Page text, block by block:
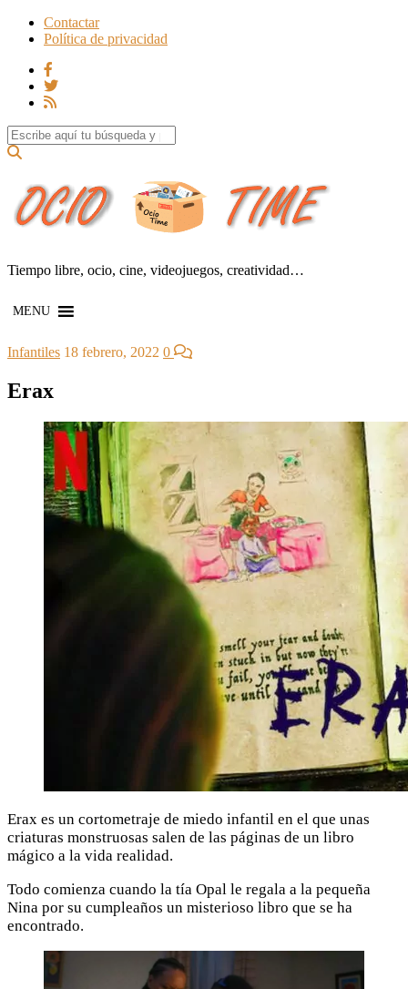
Contactar
Política de privacidad
Search for:
Tiempo libre, ocio, cine, videojuegos, creatividad…
MENU
Infantiles 18 febrero, 2022 0
Erax
Erax es un cortometraje de miedo infantil en el que unas
criaturas monstruosas salen de las páginas de un libro
mágico a la vida realidad.
Todo comienza cuando la tía Opal le regala a la pequeña
Nina por su cumpleaños un misterioso libro que se ha
encontrado.